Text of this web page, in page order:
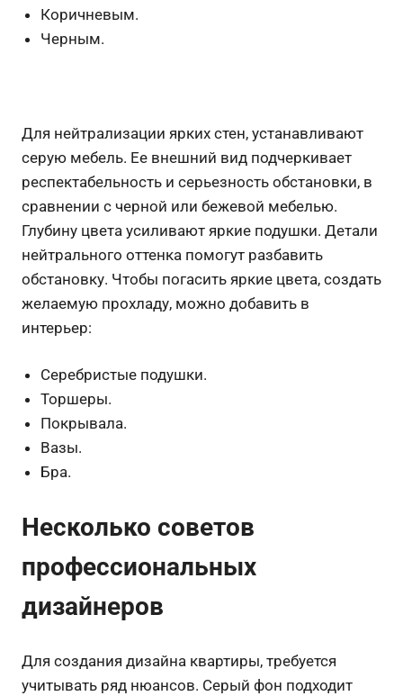
Коричневым.
Черным.
Для нейтрализации ярких стен, устанавливают
серую мебель. Ее внешний вид подчеркивает
респектабельность и серьезность обстановки, в
сравнении с черной или бежевой мебелью.
Глубину цвета усиливают яркие подушки. Детали
нейтрального оттенка помогут разбавить
обстановку. Чтобы погасить яркие цвета, создать
желаемую прохладу, можно добавить в
интерьер:
Серебристые подушки.
Торшеры.
Покрывала.
Вазы.
Бра.
Несколько советов
профессиональных
дизайнеров
Для создания дизайна квартиры, требуется
учитывать ряд нюансов. Серый фон подходит